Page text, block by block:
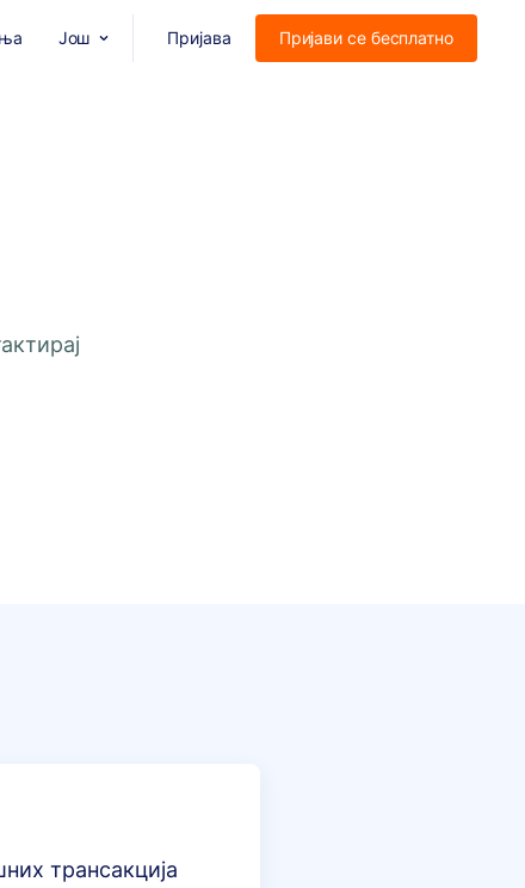
Још Пријава Пријави се бесплатно
трансакција